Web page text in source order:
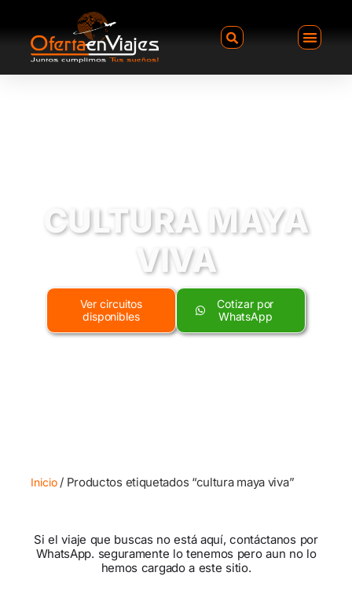
CULTURA MAYA
VIVA
Ver circuitos
disponibles
Cotizar por
WhatsApp
Inicio/ Productos etiquetados “cultura maya viva”
Si el viaje que buscas no está aquí, contáctanos por
WhatsApp. seguramente lo tenemos pero aun no lo
hemos cargado a este sitio.